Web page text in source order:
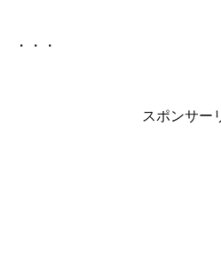
・・・
スポンサー